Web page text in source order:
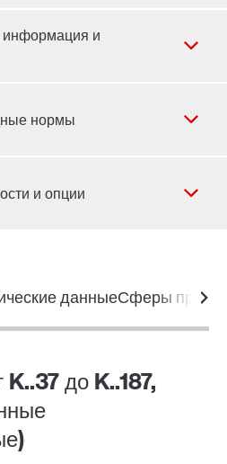
данныеСферы
до K..187,